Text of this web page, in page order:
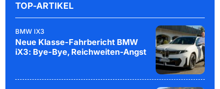
TOP-ARTIKEL
BMW IX3
Neue Klasse-Fahrbericht BMW
iX3: Bye-Bye, Reichweiten-Angst